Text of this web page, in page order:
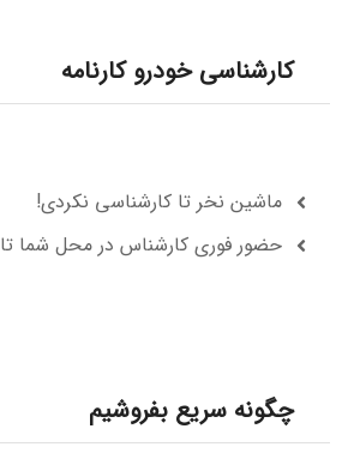
کارشناسی خودرو کارنامه
ماشین نخر تا کارشناسی نکردی!
حضور فوری کارشناس در محل شما تا ۳۰ دقیقه
چگونه سریع بفروشیم